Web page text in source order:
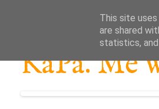
KaPa. Me
This site
are shared
statistics,